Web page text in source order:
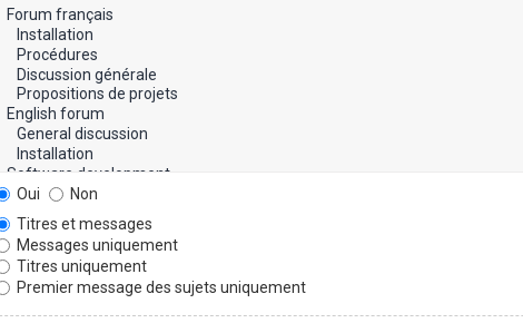
Oui
Non
Titres et messages
Messages uniquement
Titres uniquement
Premier message des sujets uniquement